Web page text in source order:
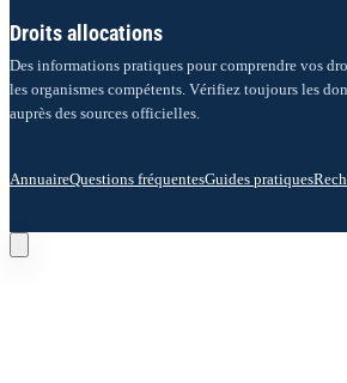
Droits allocations
Des informations pratiques pour comprendre vos
les organismes compétents. Vérifiez toujours les
auprès des sources officielles.
AnnuaireQuestions fréquentesGuides pratiques